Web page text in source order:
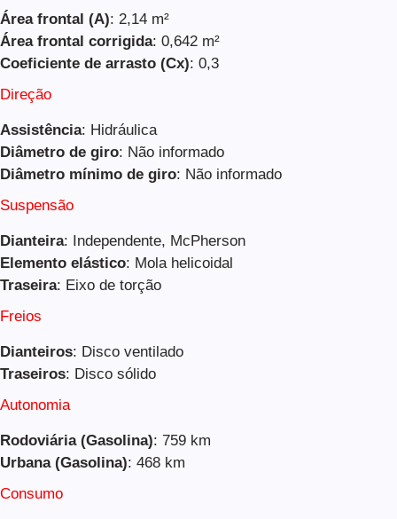
Área frontal (A): 2,14 m²
Área frontal corrigida: 0,642 m²
Coeficiente de arrasto (Cx): 0,3
Direção
Assistência: Hidráulica
Diâmetro de giro: Não informado
Diâmetro mínimo de giro: Não informado
Suspensão
Dianteira: Independente, McPherson
Elemento elástico: Mola helicoidal
Traseira: Eixo de torção
Freios
Dianteiros: Disco ventilado
Traseiros: Disco sólido
Autonomia
Rodoviária (Gasolina): 759 km
Urbana (Gasolina): 468 km
Consumo